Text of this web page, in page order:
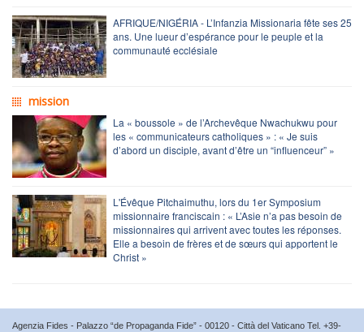
AFRIQUE/NIGÉRIA - L’Infanzia Missionaria fête ses 25
ans. Une lueur d’espérance pour le peuple et la
communauté ecclésiale
mission
La « boussole » de l’Archevêque Nwachukwu pour
les « communicateurs catholiques » : « Je suis
d’abord un disciple, avant d’être un “influenceur” »
L'Évêque Pitchaimuthu, lors du 1er Symposium
missionnaire franciscain : « L’Asie n’a pas besoin de
missionnaires qui arrivent avec toutes les réponses.
Elle a besoin de frères et de sœurs qui apportent le
Christ »
Agenzia Fides - Palazzo “de Propaganda Fide” - 00120 - Città del Vaticano Tel. +39-